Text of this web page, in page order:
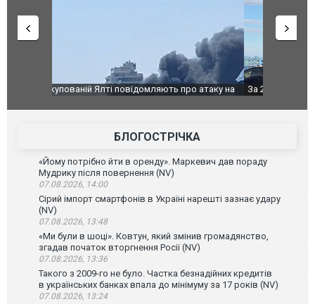
За 2000 кілометрів від кордону з Україною: в
склад Wildberries. ФОТО. ВІДЕО
В
БЛОГОСТРІЧКА
«Йому потрібно йти в оренду». Маркевич дав пораду
Мудрику після повернення (NV)
07.08.2026, 14:00
Сірий імпорт смартфонів в Україні нарешті зазнає удару
(NV)
07.08.2026, 13:48
«Ми були в шоці». Ковтун, який змінив громадянство,
згадав початок вторгнення Росії (NV)
07.08.2026, 13:36
Такого з 2009-го не було. Частка безнадійних кредитів
в українських банках впала до мінімуму за 17 років (NV)
07.08.2026, 13:24